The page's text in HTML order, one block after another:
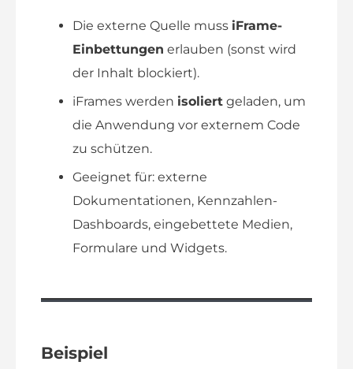
Die externe Quelle muss iFrame-
Einbettungen erlauben (sonst wird
der Inhalt blockiert).
iFrames werden isoliert geladen, um
die Anwendung vor externem Code
zu schützen.
Geeignet für: externe
Dokumentationen, Kennzahlen-
Dashboards, eingebettete Medien,
Formulare und Widgets.
Beispiel